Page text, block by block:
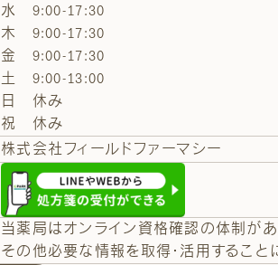
水 9:00-17:30
木 9:00-17:30
金 9:00-17:30
土 9:00-13:00
日 休み
祝 休み
株式会社フィールドファーマシー
当薬局はオンライン資格確認の体制があ
その他必要な情報を取得・活用すること